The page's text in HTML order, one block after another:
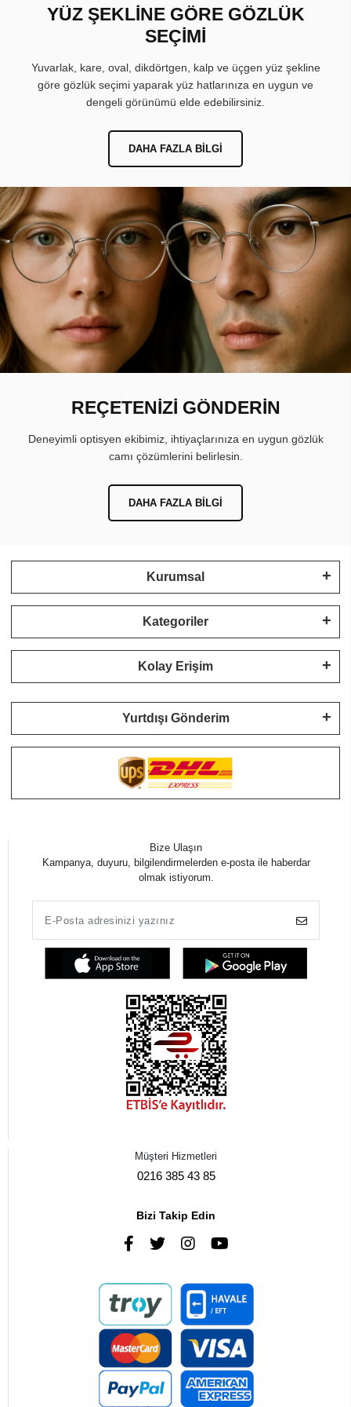
YÜZ ŞEKLİNE GÖRE GÖZLÜK
SEÇİMİ
Yuvarlak, kare, oval, dikdörtgen, kalp ve üçgen yüz şekline
göre gözlük seçimi yaparak yüz hatlarınıza en uygun ve
dengeli görünümü elde edebilirsiniz.
DAHA FAZLA BILGI
REÇETENİZİ GÖNDERİN
Deneyimli optisyen ekibimiz, ihtiyaçlarınıza en uygun gözlük
camı çözümlerini belirlesin.
DAHA FAZLA BILGI
Kurumsal
Kategoriler
Kolay Erişim
Yurtdışı Gönderim
Bize Ulaşın
Kampanya, duyuru, bilgilendirmelerden e-posta ile haberdar
olmak istiyorum.
Müşteri Hizmetleri
0216 385 43 85
Bizi Takip Edin